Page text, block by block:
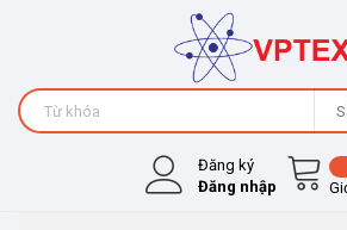
Đăng ký
Đăng nhập